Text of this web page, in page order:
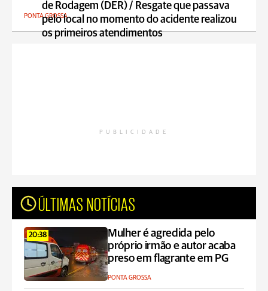
de Rodagem (DER) / Resgate que passava
pelo local no momento do acidente realizou
os primeiros atendimentos
PONTA GROSSA
PUBLICIDADE
ÚLTIMAS NOTÍCIAS
20:38
Mulher é agredida pelo
próprio irmão e autor acaba
preso em flagrante em PG
PONTA GROSSA